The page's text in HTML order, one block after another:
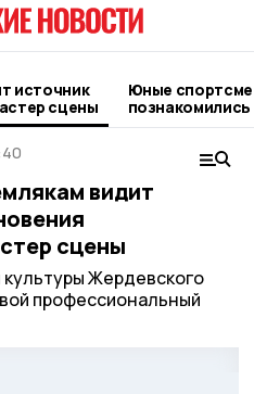
источник
сцены
Юные
глубинки и
видит
сцены
Жердевского
профессиональный